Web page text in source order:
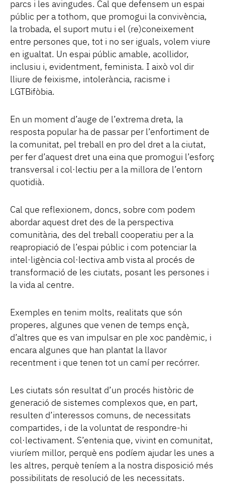
parcs i les avingudes. Cal que defensem un espai
públic per a tothom, que promogui la convivència,
la trobada, el suport mutu i el (re)coneixement
entre persones que, tot i no ser iguals, volem viure
en igualtat. Un espai públic amable, acollidor,
inclusiu i, evidentment, feminista. I això vol dir
lliure de feixisme, intolerància, racisme i
LGTBifòbia.
En un moment d’auge de l’extrema dreta, la
resposta popular ha de passar per l’enfortiment de
la comunitat, pel treball en pro del dret a la ciutat,
per fer d’aquest dret una eina que promogui l’esforç
transversal i col·lectiu per a la millora de l’entorn
quotidià.
Cal que reflexionem, doncs, sobre com podem
abordar aquest dret des de la perspectiva
comunitària, des del treball cooperatiu per a la
reapropiació de l’espai públic i com potenciar la
intel·ligència col·lectiva amb vista al procés de
transformació de les ciutats, posant les persones i
la vida al centre.
Exemples en tenim molts, realitats que són
properes, algunes que venen de temps ençà,
d’altres que es van impulsar en ple xoc pandèmic, i
encara algunes que han plantat la llavor
recentment i que tenen tot un camí per recórrer.
Les ciutats són resultat d’un procés històric de
generació de sistemes complexos que, en part,
resulten d’interessos comuns, de necessitats
compartides, i de la voluntat de respondre-hi
col·lectivament. S’entenia que, vivint en comunitat,
viuríem millor, perquè ens podíem ajudar les unes a
les altres, perquè teníem a la nostra disposició més
possibilitats de resolució de les necessitats.